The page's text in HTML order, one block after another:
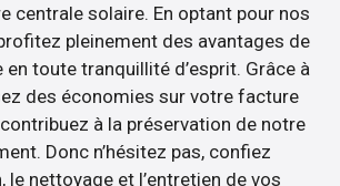
centrale solaire. En optant pour nos
pleinement des avantages de
en toute tranquillité d’esprit. Grâce à
des économies sur votre facture
à la préservation de notre
Donc n’hésitez pas, confiez
le nettoyage et l’entretien de vos